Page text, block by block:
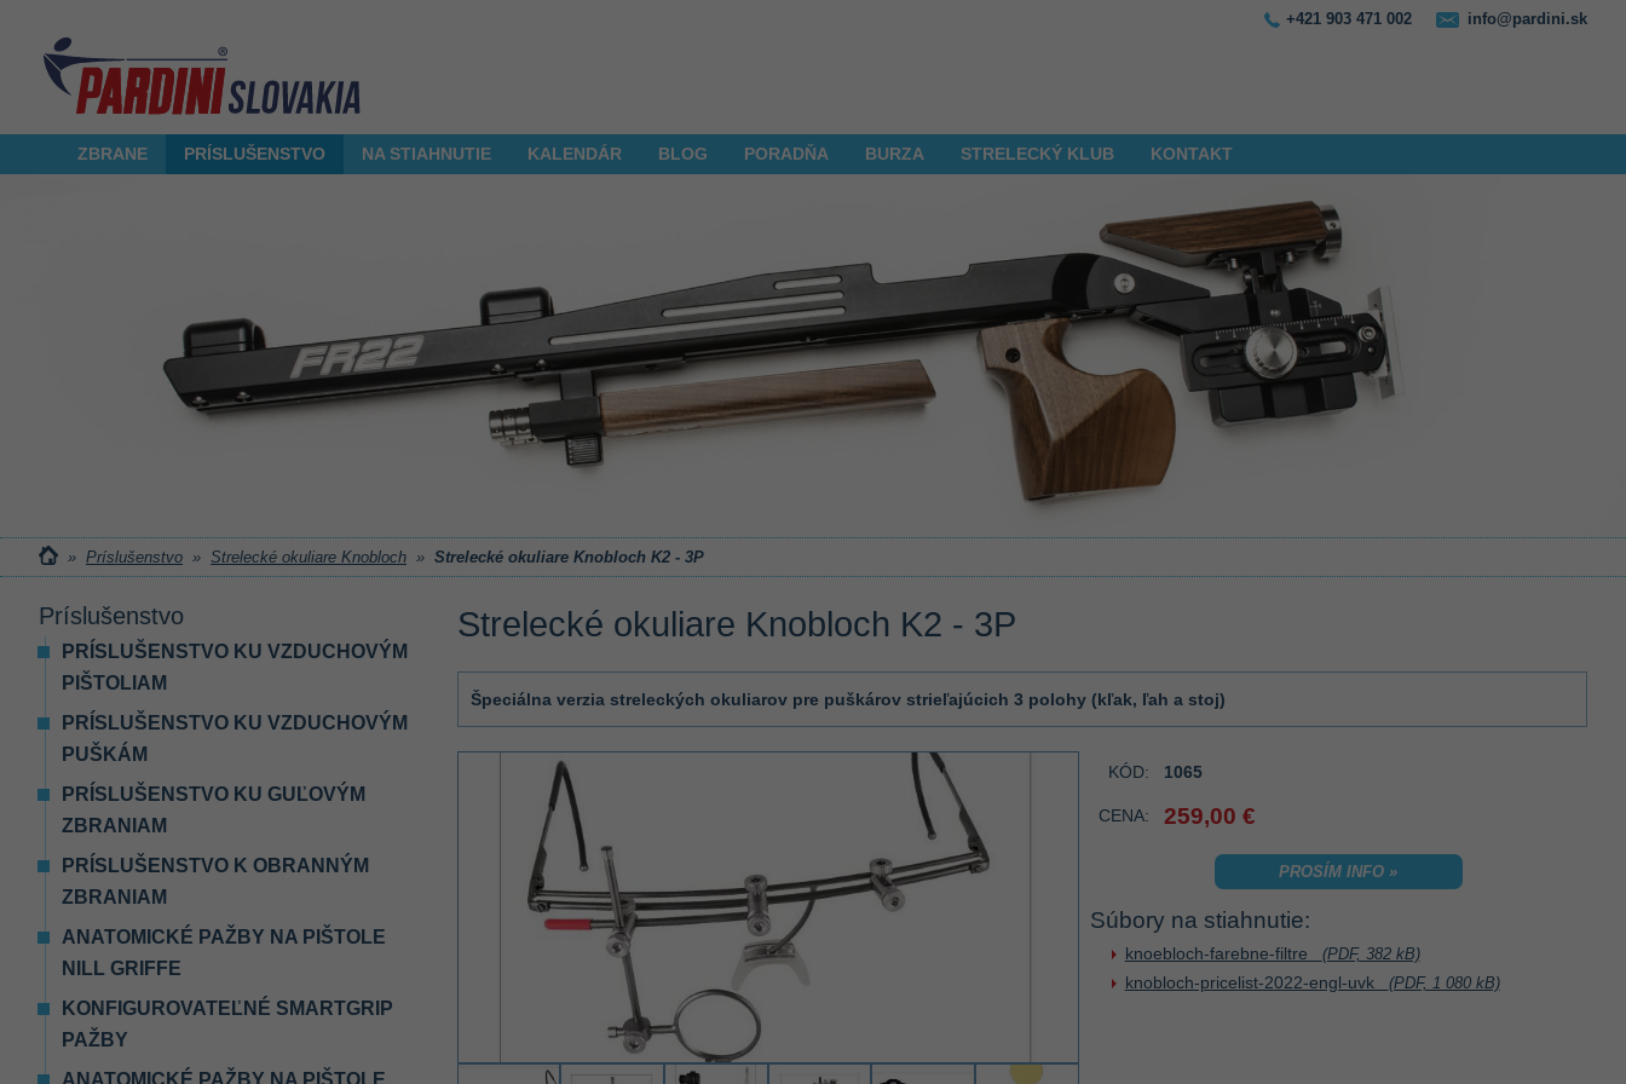
+421 903 471 002 info@pardini.sk
ZBRANE PRÍSLUŠENSTVO NA STIAHNUTIE KALENDÁR BLOG PORADŇA BURZA STRELECKÝ KLUB KONTAKT
» Príslušenstvo » Strelecké okuliare Knobloch » Strelecké okuliare Knobloch K2 - 3P
Strelecké okuliare Knobloch K2 - 3P
Špeciálna verzia streleckých okuliarov pre puškárov strieľajúcich 3 polohy (kľak, ľah a stoj)
KÓD: 1065
CENA: 259,00 €
PROSÍM INFO »
Súbory na stiahnutie:
knoebloch-farebne-filtre (PDF, 382 kB)
knobloch-pricelist-2022-engl-uvk (PDF, 1 080 kB)
Príslušenstvo
PRÍSLUŠENSTVO KU VZDUCHOVÝM
PIŠTOLIAM
PRÍSLUŠENSTVO KU VZDUCHOVÝM
PUŠKÁM
PRÍSLUŠENSTVO KU GUĽOVÝM
ZBRANIAM
PRÍSLUŠENSTVO K OBRANNÝM
ZBRANIAM
ANATOMICKÉ PAŽBY NA PIŠTOLE
NILL GRIFFE
KONFIGUROVATEĽNÉ SMARTGRIP
PAŽBY
ANATOMICKÉ PAŽBY NA PIŠTOLE